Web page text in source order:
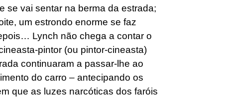
se vai sentar na berma da estrada;
um estrondo enorme se faz
Lynch não chega a contar o
pintor (ou pintor-cineasta)
continuaram a passar-lhe ao
do carro – antecipando os
que as luzes narcóticas dos faróis